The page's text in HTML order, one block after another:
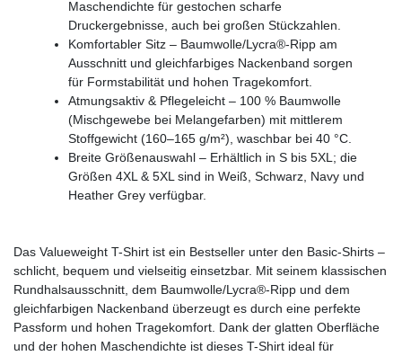
Maschendichte für gestochen scharfe
Druckergebnisse, auch bei großen Stückzahlen.
Komfortabler Sitz – Baumwolle/Lycra®-Ripp am
Ausschnitt und gleichfarbiges Nackenband sorgen
für Formstabilität und hohen Tragekomfort.
Atmungsaktiv & Pflegeleicht – 100 % Baumwolle
(Mischgewebe bei Melangefarben) mit mittlerem
Stoffgewicht (160–165 g/m²), waschbar bei 40 °C.
Breite Größenauswahl – Erhältlich in S bis 5XL; die
Größen 4XL & 5XL sind in Weiß, Schwarz, Navy und
Heather Grey verfügbar.
Das Valueweight T-Shirt ist ein Bestseller unter den Basic-Shirts –
schlicht, bequem und vielseitig einsetzbar. Mit seinem klassischen
Rundhalsausschnitt, dem Baumwolle/Lycra®-Ripp und dem
gleichfarbigen Nackenband überzeugt es durch eine perfekte
Passform und hohen Tragekomfort. Dank der glatten Oberfläche
und der hohen Maschendichte ist dieses T-Shirt ideal für